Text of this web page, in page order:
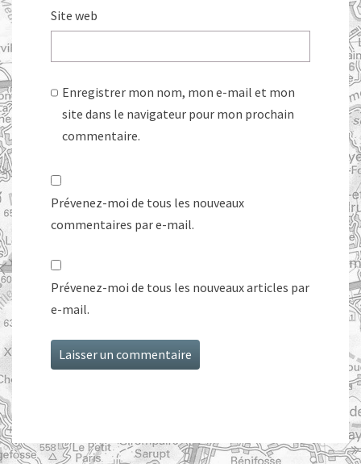
Site web
Enregistrer mon nom, mon e-mail et mon
site dans le navigateur pour mon prochain
commentaire.
Prévenez-moi de tous les nouveaux
commentaires par e-mail.
Prévenez-moi de tous les nouveaux articles par
e-mail.